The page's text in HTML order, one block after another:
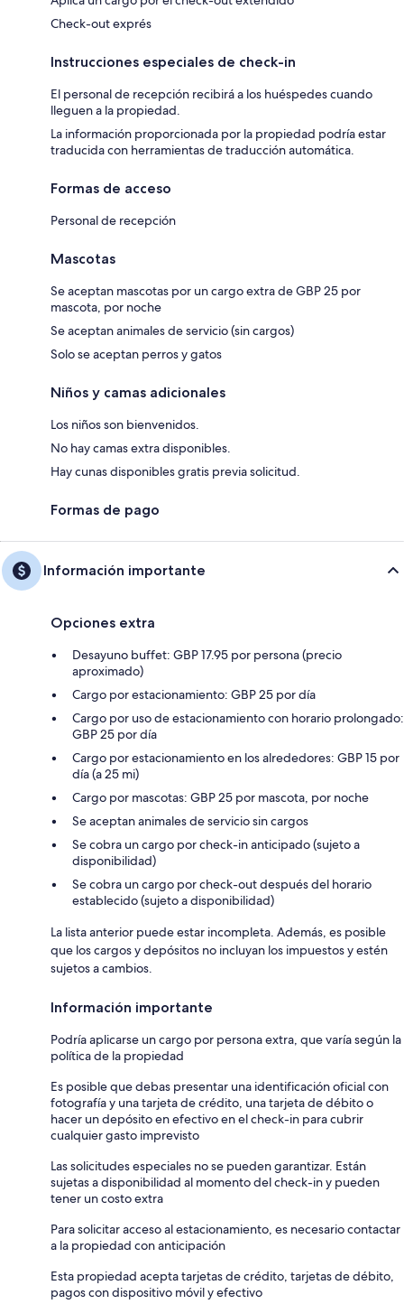
Check-out exprés
Instrucciones especiales de check-in
El personal de recepción recibirá a los huéspedes cuando
lleguen a la propiedad.
La información proporcionada por la propiedad podría estar
traducida con herramientas de traducción automática.
Formas de acceso
Personal de recepción
Mascotas
Se aceptan mascotas por un cargo extra de GBP 25 por
mascota, por noche
Se aceptan animales de servicio (sin cargos)
Solo se aceptan perros y gatos
Niños y camas adicionales
Los niños son bienvenidos.
No hay camas extra disponibles.
Hay cunas disponibles gratis previa solicitud.
Formas de pago
Información importante
Opciones extra
Desayuno buffet: GBP 17.95 por persona (precio
aproximado)
Cargo por estacionamiento: GBP 25 por día
Cargo por uso de estacionamiento con horario prolongado:
GBP 25 por día
Cargo por estacionamiento en los alrededores: GBP 15 por
día (a 25 mi)
Cargo por mascotas: GBP 25 por mascota, por noche
Se aceptan animales de servicio sin cargos
Se cobra un cargo por check-in anticipado (sujeto a
disponibilidad)
Se cobra un cargo por check-out después del horario
establecido (sujeto a disponibilidad)
La lista anterior puede estar incompleta. Además, es posible
que los cargos y depósitos no incluyan los impuestos y estén
sujetos a cambios.
Información importante
Podría aplicarse un cargo por persona extra, que varía según la
política de la propiedad
Es posible que debas presentar una identificación oficial con
fotografía y una tarjeta de crédito, una tarjeta de débito o
hacer un depósito en efectivo en el check-in para cubrir
cualquier gasto imprevisto
Las solicitudes especiales no se pueden garantizar. Están
sujetas a disponibilidad al momento del check-in y pueden
tener un costo extra
Para solicitar acceso al estacionamiento, es necesario contactar
a la propiedad con anticipación
Esta propiedad acepta tarjetas de crédito, tarjetas de débito,
pagos con dispositivo móvil y efectivo